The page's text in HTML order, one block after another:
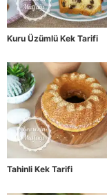
Kuru Üzümlü Kek Tarifi
Tahinli Kek Tarifi